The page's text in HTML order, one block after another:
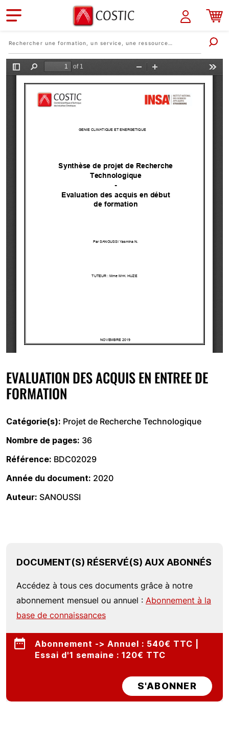
Aller au contenu principal
EVALUATION DES ACQUIS EN ENTREE DE
FORMATION
Catégorie(s) Projet de Recherche Technologique
Nombre de pages 36
Référence BDC02029
Année du document 2020
Auteur SANOUSSI
DOCUMENT(S) RÉSERVÉ(S) AUX ABONNÉS
Accédez à tous ces documents grâce à notre
abonnement mensuel ou annuel : Abonnement à la
base de connaissances
Abonnement -> Annuel : 540€ TTC |
Essai d'1 semaine : 120€ TTC
S'ABONNER